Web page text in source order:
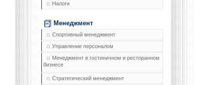
Налоги
Менеджмент
Спортивный менеджмент
Управление персоналом
Менеджмент в гостиничном и ресторанном
бизнесе
Стратегический менеджмент